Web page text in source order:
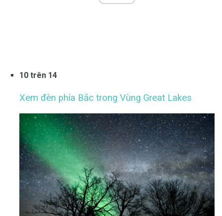
10 trên 14
Xem đèn phía Bắc trong Vùng Great Lakes